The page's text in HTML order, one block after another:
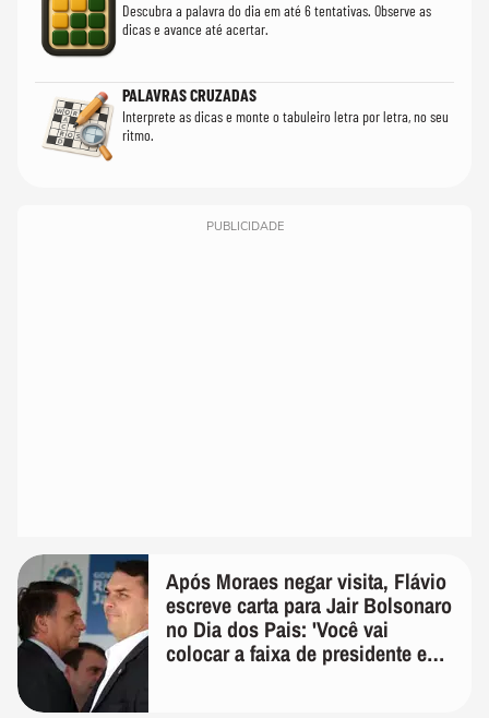
Descubra a palavra do dia em até 6 tentativas. Observe as
dicas e avance até acertar.
PALAVRAS CRUZADAS
Interprete as dicas e monte o tabuleiro letra por letra, no seu
ritmo.
PUBLICIDADE
Após Moraes negar visita, Flávio
escreve carta para Jair Bolsonaro
no Dia dos Pais: 'Você vai
colocar a faixa de presidente em